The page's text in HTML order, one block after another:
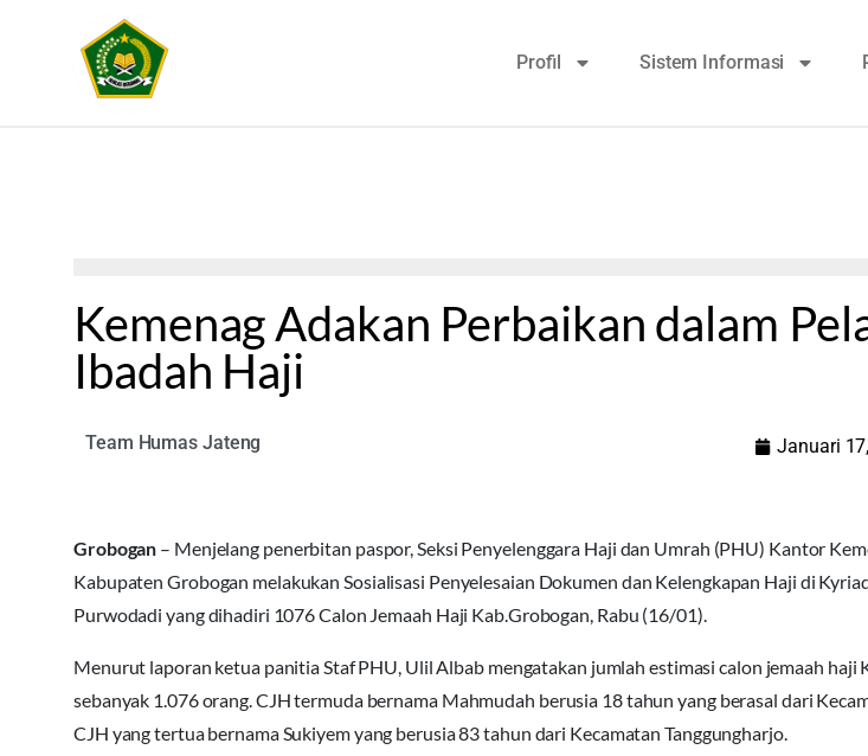
Profil Sistem Informasi
Kemenag Adakan Perbaikan dalam
Ibadah Haji
Team Humas Jateng Januari
Grobogan – Menjelang penerbitan paspor, Seksi Penyelenggara Haji dan Umrah (PHU) Kantor
Kabupaten Grobogan melakukan Sosialisasi Penyelesaian Dokumen dan Kelengkapan Haji di
Purwodadi yang dihadiri 1076 Calon Jemaah Haji Kab.Grobogan, Rabu (16/01).
Menurut laporan ketua panitia Staf PHU, Ulil Albab mengatakan jumlah estimasi calon jemaah haji
sebanyak 1.076 orang. CJH termuda bernama Mahmudah berusia 18 tahun yang berasal dari
CJH yang tertua bernama Sukiyem yang berusia 83 tahun dari Kecamatan Tanggungharjo.